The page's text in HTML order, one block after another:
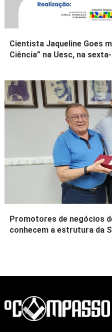
Cientista Jaqueline Goes
Ciência” na Uesc, na
Promotores de negócios
conhecem a estrutura da